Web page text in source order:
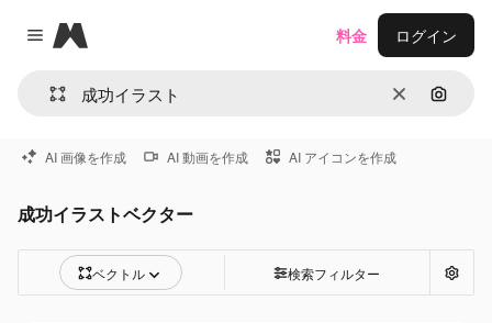
Close menu
Magnific
消去 画像で
料金 ログイン
AI 画像を作成 AI 動画を作成 AI アイコンを作成
成功イラストベクター
ベクトル 検索フィルター